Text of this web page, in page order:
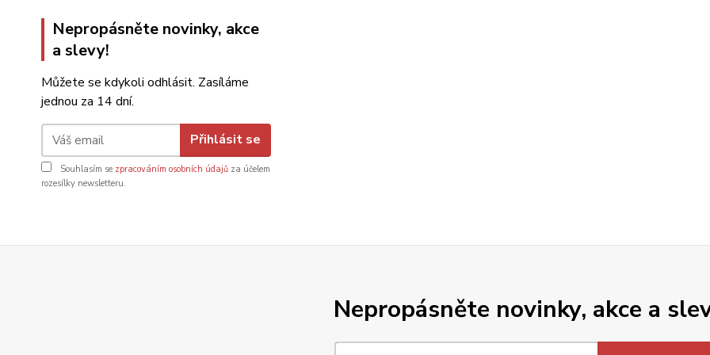
Nepropásněte novinky, akce
a slevy!
Můžete se kdykoli odhlásit. Zasíláme
jednou za 14 dní.
Přihlásit se
Souhlasím se zpracováním osobních údajů za účelem
rozesílky newsletteru.
Nepropásněte novinky, akce a